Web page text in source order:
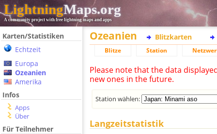
LightningMaps.org
A community project with free lightning maps and apps
Karten/Statistiken
Echtzeit
Europa
Ozeanien
Amerika
Infos
Apps
Über
Für Teilnehmer
Ozeanien Blitzkarten
Blitze Station
Please note that the data
new ones in the future.
Station wählen:
Langzeitstatistik